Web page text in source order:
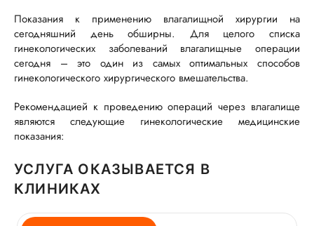
Показания к применению влагалищной хирургии на
сегодняшний день обширны. Для целого списка
гинекологических заболеваний влагалищные операции
сегодня – это один из самых оптимальных способов
гинекологического хирургического вмешательства.
Рекомендацией к проведению операций через влагалище
являются следующие гинекологические медицинские
показания:
УСЛУГА ОКАЗЫВАЕТСЯ В
КЛИНИКАХ